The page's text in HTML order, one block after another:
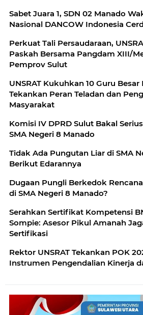
Sabet Juara 1, SDN 02 Manado
Nasional DANCOW Indonesia
Perkuat Tali Persaudaraan,
Paskah Bersama Pangdam XIII/
Pemprov Sulut
UNSRAT Kukuhkan 10 Guru
Tekankan Peran Teladan dan
Masyarakat
Komisi IV DPRD Sulut Bakal
SMA Negeri 8 Manado
Tidak Ada Pungutan Liar di SMA
Berikut Edarannya
Dugaan Pungli Berkedok
di SMA Negeri 8 Manado?
Serahkan Sertifikat Kompetensi
Sompie: Asesor Pikul Amanah
Sertifikasi
Rektor UNSRAT Tekankan POK
Instrumen Pengendalian Kinerja